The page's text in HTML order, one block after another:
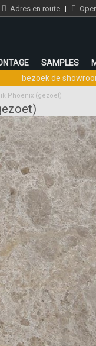
Adres en route |
SAMPLES
bezoek de
Phoenix (gezoet)